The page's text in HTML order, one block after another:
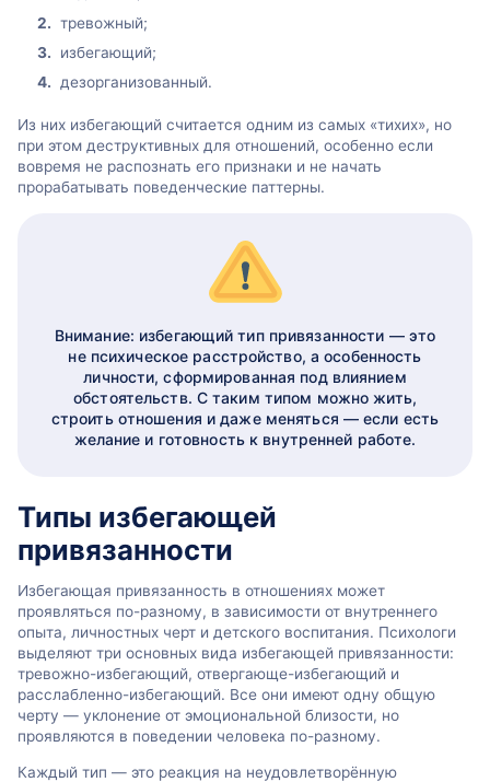
тревожный;
избегающий;
дезорганизованный.
Из них избегающий считается одним из самых «тихих», но
при этом деструктивных для отношений, особенно если
вовремя не распознать его признаки и не начать
прорабатывать поведенческие паттерны.
Внимание: избегающий тип привязанности — это
не психическое расстройство, а особенность
личности, сформированная под влиянием
обстоятельств. С таким типом можно жить,
строить отношения и даже меняться — если есть
желание и готовность к внутренней работе.
Типы избегающей
привязанности
Избегающая привязанность в отношениях может
проявляться по-разному, в зависимости от внутреннего
опыта, личностных черт и детского воспитания. Психологи
выделяют три основных вида избегающей привязанности:
тревожно-избегающий, отвергающе-избегающий и
расслабленно-избегающий. Все они имеют одну общую
черту — уклонение от эмоциональной близости, но
проявляются в поведении человека по-разному.
Каждый тип — это реакция на неудовлетворённую